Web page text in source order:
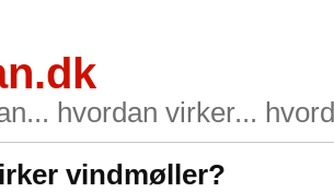
hvordan virker...
vindmøller?